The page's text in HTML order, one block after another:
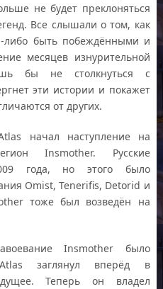
не будет преклоняться
Все слышали о том, как
либо быть побеждёнными и
месяцев изнурительной
бы не столкнуться с
эти истории и покажет
от других.
начал наступление на
Insmother. Русские
года, но этого было
Omist, Tenerifis, Detorid и
тоже был возведён на
Insmother было
заглянул вперёд в
Теперь он владел